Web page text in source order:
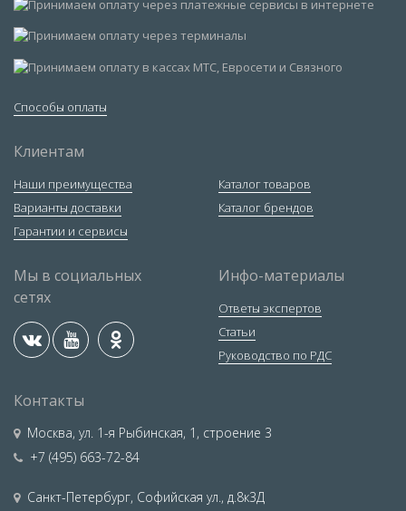
Способы оплаты
Клиентам
Наши преимущества
Варианты доставки
Гарантии и сервисы
Каталог товаров
Каталог брендов
Мы в социальных
сетях
Инфо-материалы
Ответы экспертов
Статьи
Руководство по РДС
Контакты
Москва, ул. 1-я Рыбинская, 1, строение 3
+7 (495) 663-72-84
Санкт-Петербург, Софийская ул., д.8к3Д